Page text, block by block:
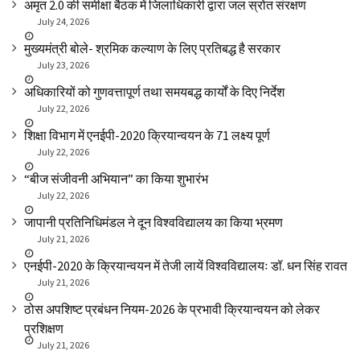
अमृत 2.0 की समीक्षा बैठक में जिलाधिकारी द्वारा जल स्रोत संरक्षण
July 24, 2026
मुख्यमंत्री बोले- श्रमिक कल्याण के लिए प्रतिबद्ध है सरकार
July 23, 2026
अधिकारियों को गुणवत्तापूर्ण तथा समयबद्ध कार्यों के दिए निर्देश
July 22, 2026
शिक्षा विभाग में एनईपी-2020 क्रियान्वयन के 71 लक्ष्य पूर्ण
July 22, 2026
“बीज संजीवनी अभियान” का किया शुभारंभ
July 22, 2026
जापानी प्रतिनिधिमंडल ने दून विश्वविद्यालय का किया भ्रमण
July 21, 2026
एनईपी-2020 के क्रियान्वयन में तेजी लायें विश्वविद्यालयः डॉ. धन सिंह रावत
July 21, 2026
ठोस अपशिष्ट प्रबंधन नियम-2026 के प्रभावी क्रियान्वयन को लेकर
प्रशिक्षण
July 21, 2026